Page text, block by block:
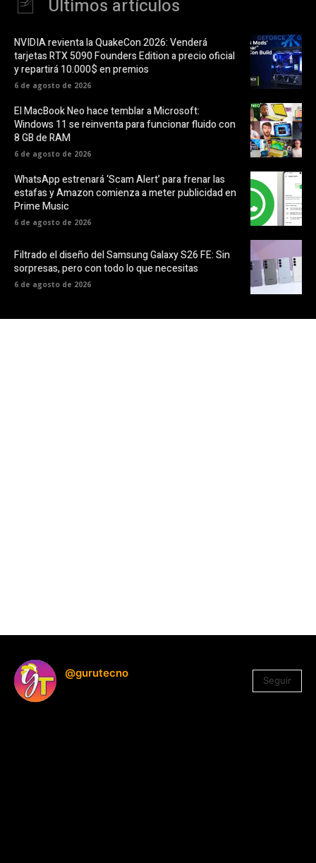
Últimos artículos
NVIDIA revienta la QuakeCon 2026: Venderá
tarjetas RTX 5090 Founders Edition a precio oficial
y repartirá 10.000$ en premios
6 de agosto de 2026
El MacBook Neo hace temblar a Microsoft:
Windows 11 se reinventa para funcionar fluido con
8 GB de RAM
6 de agosto de 2026
WhatsApp estrenará ‘Scam Alert’ para frenar las
estafas y Amazon comienza a meter publicidad en
Prime Music
6 de agosto de 2026
Filtrado el diseño del Samsung Galaxy S26 FE: Sin
sorpresas, pero con todo lo que necesitas
6 de agosto de 2026
@gurutecno
Seguir